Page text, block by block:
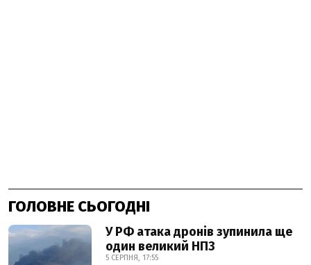
ГОЛОВНЕ СЬОГОДНІ
У РФ атака дронів зупинила ще
один великий НПЗ
5 СЕРПНЯ, 17:55